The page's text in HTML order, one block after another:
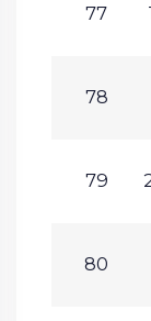
77
78
79
80